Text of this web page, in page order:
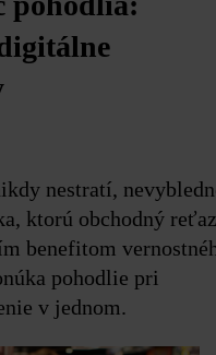
nestratí,
ktorú obchodný
benefitom
pohodlie pri
v jednom.